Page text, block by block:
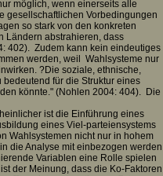
möglich, wenn einerseits alle
gesellschaftlichen Vorbedingungen
so stark von den konkreten
Ländern abstrahieren, dass
402). Zudem kann kein eindeutiges
werden, weil Wahlsysteme nur
?Die soziale, ethnische,
für die Struktur eines
könnte." (Nohlen 2004: 404). Die
ist die Einführung eines
eines Viel-parteiensystems
Wahlsystemen nicht nur in hohem
die Analyse mit einbezogen werden
Variablen eine Rolle spielen
der Meinung, dass die Ko-Faktoren